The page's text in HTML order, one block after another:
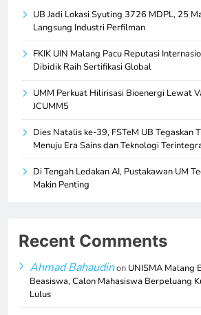
UB Jadi Lokasi Syuting 3726 MDPL, 25
Langsung Industri Perfilman
FKIK UIN Malang Pacu Reputasi
Dibidik Raih Sertifikasi Global
UMM Perkuat Hilirisasi Bioenergi Lewat
JCUMM5
Dies Natalis ke-39, FSTeM UB Tegaskan
Menuju Era Sains dan Teknologi
Di Tengah Ledakan AI, Pustakawan UM
Makin Penting
Recent Comments
Ahmad Bahaudinon UNISMA Malang
Beasiswa, Calon Mahasiswa Berpeluang
Lulus